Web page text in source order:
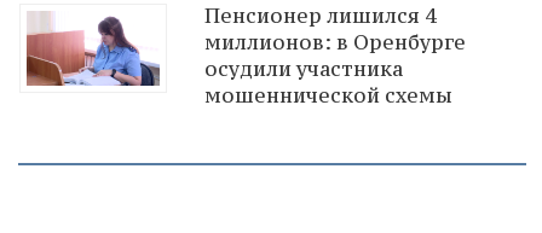
Пенсионер лишился 4
миллионов: в Оренбурге
осудили участника
мошеннической схемы